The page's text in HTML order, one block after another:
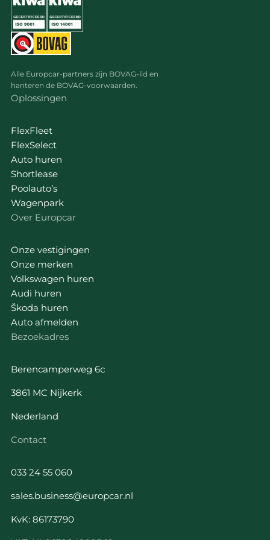
We werken samen met
kunnen ontvangen en verwerken.
Alle Europcar-partners zijn BOVAG-lid en
hanteren de BOVAG-voorwaarden.
Oplossingen
FlexFleet
FlexSelect
Auto huren
Shortlease
Poolauto’s
Wagenpark
Over Europcar
Onze vestigingen
Onze merken
Volkswagen huren
Audi huren
Škoda huren
Auto afmelden
Bezoekadres
Berencamperweg 6c
3861 MC Nijkerk
Nederland
Contact
033 24 55 060
sales.business@europcar.nl
KvK: 86173790